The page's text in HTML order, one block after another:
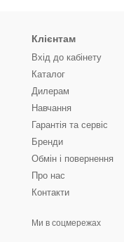
Клієнтам
Вхід до кабінету
Каталог
Дилерам
Навчання
Гарантія та сервіс
Бренди
Обмін і повернення
Про нас
Контакти
Ми в соцмережах